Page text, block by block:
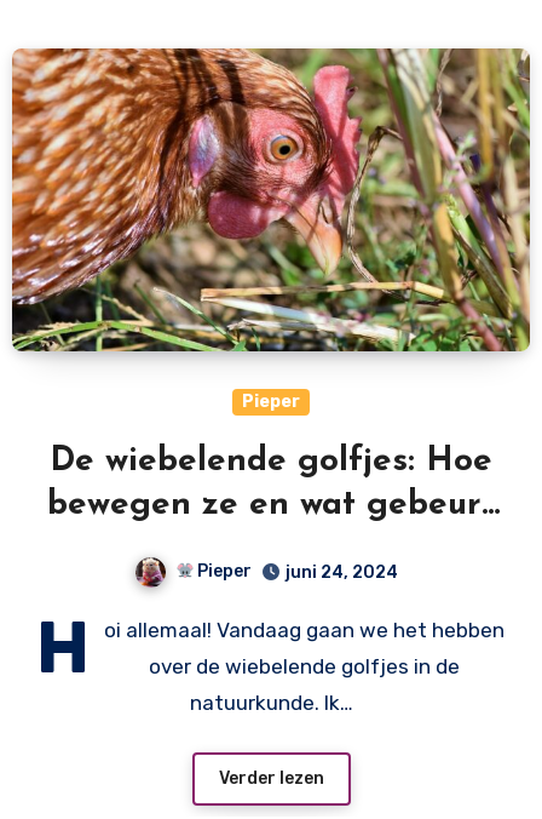
Pieper
De wiebelende golfjes: Hoe
bewegen ze en wat gebeurt
er als ze botsen?
Pieper juni 24, 2024
H
oi allemaal! Vandaag gaan we het hebben
over de wiebelende golfjes in de
natuurkunde. Ik…
Verder lezen